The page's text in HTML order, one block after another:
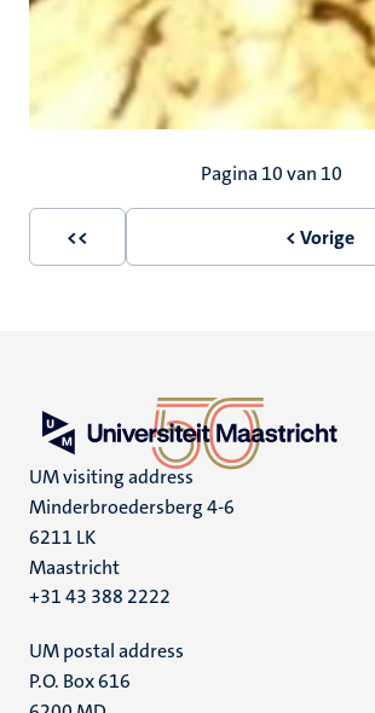
Pagina 10 van 10
Eerste
<<
Vorige
< Vorige
UM visiting address
Minderbroedersberg 4-6
6211 LK
Maastricht
+31 43 388 2222
UM postal address
P.O. Box 616